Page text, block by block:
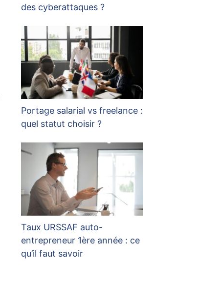
des cyberattaques ?
Portage salarial vs freelance :
quel statut choisir ?
Taux URSSAF auto-
entrepreneur 1ère année : ce
qu’il faut savoir